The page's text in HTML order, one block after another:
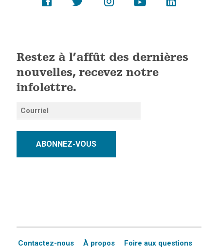
Restez à l’affût des dernières
nouvelles, recevez notre
infolettre.
ABONNEZ-VOUS
Contactez-nous À propos
Foire aux questions